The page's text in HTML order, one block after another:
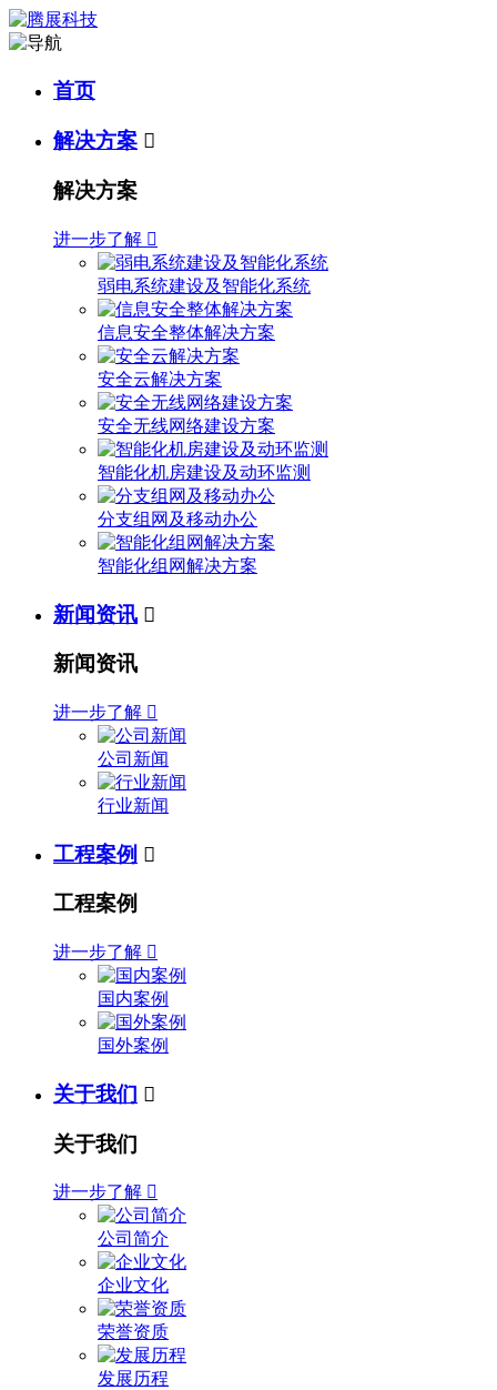
首页
解决方案 
解决方案
进一步了解 
弱电系统建设及智能化系统
信息安全整体解决方案
安全云解决方案
安全无线网络建设方案
智能化机房建设及动环监测
分支组网及移动办公
智能化组网解决方案
新闻资讯 
新闻资讯
进一步了解 
公司新闻
行业新闻
工程案例 
工程案例
进一步了解 
国内案例
国外案例
关于我们 
关于我们
进一步了解 
公司简介
企业文化
荣誉资质
发展历程